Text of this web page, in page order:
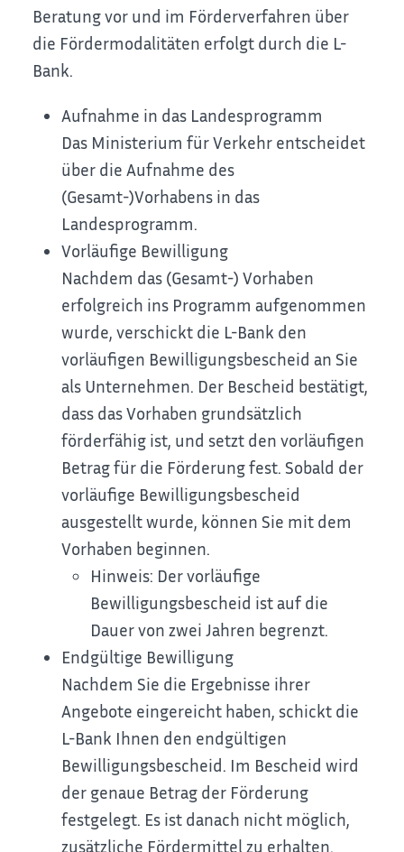
Beratung vor und im Förderverfahren über
die Fördermodalitäten erfolgt durch die L-
Bank.
Aufnahme in das Landesprogramm
Das Ministerium für Verkehr entscheidet
über die Aufnahme des
(Gesamt-)Vorhabens in das
Landesprogramm.
Vorläufige Bewilligung
Nachdem das (Gesamt-) Vorhaben
erfolgreich ins Programm aufgenommen
wurde, verschickt die L-Bank den
vorläufigen Bewilligungsbescheid an Sie
als Unternehmen. Der Bescheid bestätigt,
dass das Vorhaben grundsätzlich
förderfähig ist, und setzt den vorläufigen
Betrag für die Förderung fest. Sobald der
vorläufige Bewilligungsbescheid
ausgestellt wurde, können Sie mit dem
Vorhaben beginnen.
Hinweis: Der vorläufige
Bewilligungsbescheid ist auf die
Dauer von zwei Jahren begrenzt.
Endgültige Bewilligung
Nachdem Sie die Ergebnisse ihrer
Angebote eingereicht haben, schickt die
L-Bank Ihnen den endgültigen
Bewilligungsbescheid. Im Bescheid wird
der genaue Betrag der Förderung
festgelegt. Es ist danach nicht möglich,
zusätzliche Fördermittel zu erhalten.